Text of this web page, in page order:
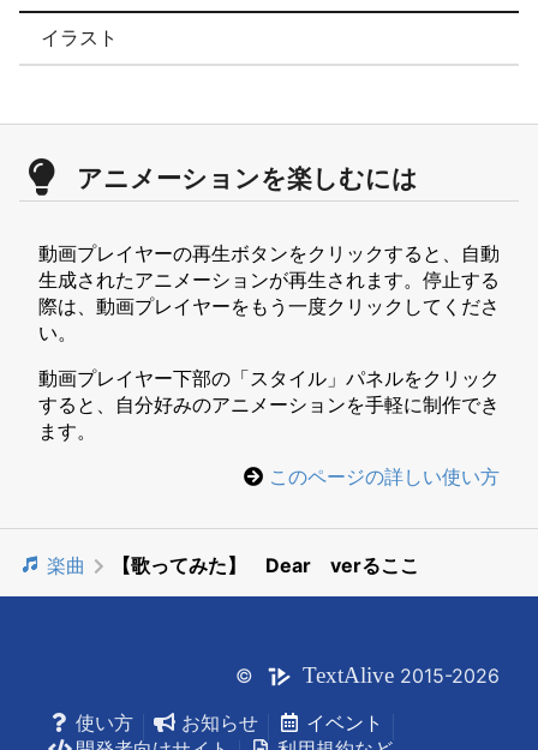
イラスト
アニメーションを楽しむには
動画プレイヤーの再生ボタンをクリックすると、自動
生成されたアニメーションが再生されます。停止する
際は、動画プレイヤーをもう一度クリックしてくださ
い。
動画プレイヤー下部の「スタイル」パネルをクリック
すると、自分好みのアニメーションを手軽に制作でき
ます。
このページの詳しい使い方
楽曲 【歌ってみた】 Dear verるここ
© TextAlive 2015-2026
使い方
お知らせ
イベント